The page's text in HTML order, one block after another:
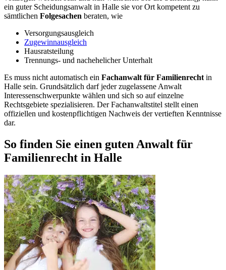
ein guter Scheidungsanwalt in Halle sie vor Ort kompetent zu
sämtlichen Folgesachen beraten, wie
Versorgungsausgleich
Zugewinnausgleich
Hausratsteilung
Trennungs- und nachehelicher Unterhalt
Es muss nicht automatisch ein Fachanwalt für Familienrecht in
Halle sein. Grundsätzlich darf jeder zugelassene Anwalt
Interessenschwerpunkte wählen und sich so auf einzelne
Rechtsgebiete spezialisieren. Der Fachanwaltstitel stellt einen
offiziellen und kostenpflichtigen Nachweis der vertieften Kenntnisse
dar.
So finden Sie einen guten Anwalt für
Familienrecht in Halle